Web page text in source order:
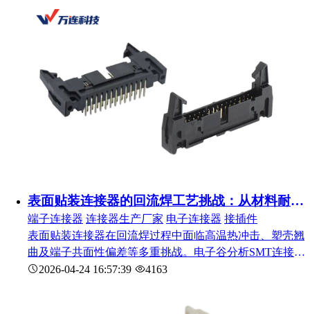
如果全部采用独立连接器，数量和面板尺寸会急剧膨胀，
不仅增加成本，更给现场布线和后期维护带来巨大挑战。
电子谷矩形连接器可将多路信号和电源集中在一个接口
中，实现高密度集成，在工业自动化、智能制造、视觉检
测设备等领域为视觉控制器提供高效的I/O汇聚方案。
表面贴装连接器的回流焊工艺挑战：从材料耐热到共面性控制
端子连接器 连接器生产厂家 电子连接器 接插件
表面贴装连接器在回流焊过程中面临高温热冲击、塑壳翘
曲及端子共面性偏差等多重挑战。电子谷分析SMT连接器
的典型失效模式，从材料选择与结构设计角度提出对策，
2026-04-24 16:57:39 4163